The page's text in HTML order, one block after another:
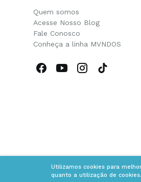
Utilizamos cookies para
quanto a utilização de cookies.
Quem somos
Acesse Nosso Blog
Fale Conosco
Conheça a linha MVNDOS